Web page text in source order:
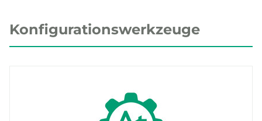
Konfigurationswerkzeuge